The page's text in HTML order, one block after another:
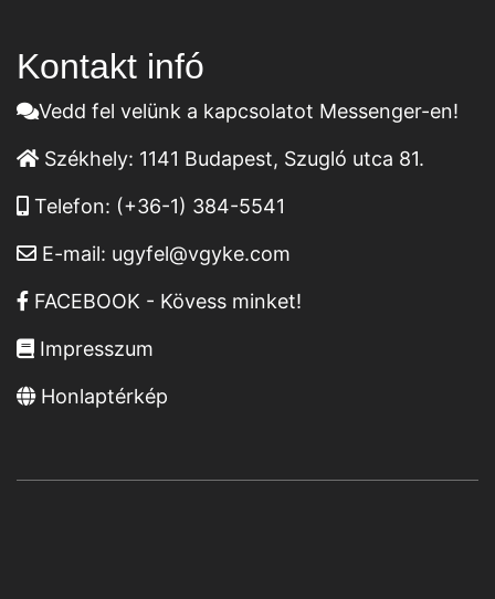
Kontakt infó
Vedd fel velünk a kapcsolatot Messenger-en!
Székhely: 1141 Budapest, Szugló utca 81.
Telefon: (+36-1) 384-5541
E-mail: ugyfel@vgyke.com
FACEBOOK - Kövess minket!
Impresszum
Honlaptérkép